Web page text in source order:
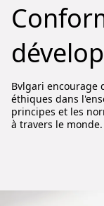
Bvlgari encourage
éthiques dans
principes et les
à travers le monde.